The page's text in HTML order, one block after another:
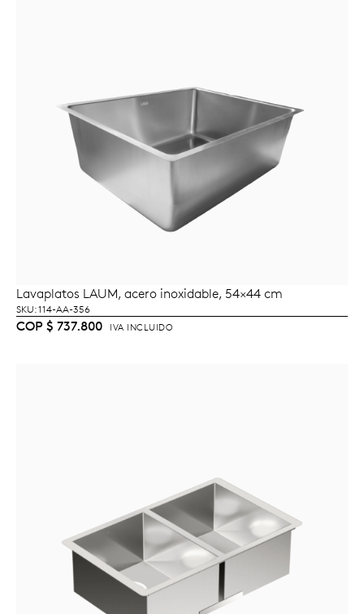
LEER MÁS
Lavaplatos LAUM, acero inoxidable, 54×44 cm
SKU: 114-AA-356
COP $ 737.800 IVA INCLUIDO